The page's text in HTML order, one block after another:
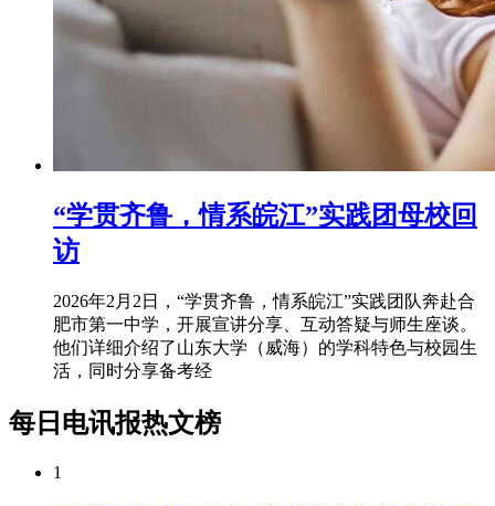
“学贯齐鲁，情系皖江”实践团母校回
访
2026年2月2日，“学贯齐鲁，情系皖江”实践团队奔赴合
肥市第一中学，开展宣讲分享、互动答疑与师生座谈。
他们详细介绍了山东大学（威海）的学科特色与校园生
活，同时分享备考经
每日电讯报热文榜
1